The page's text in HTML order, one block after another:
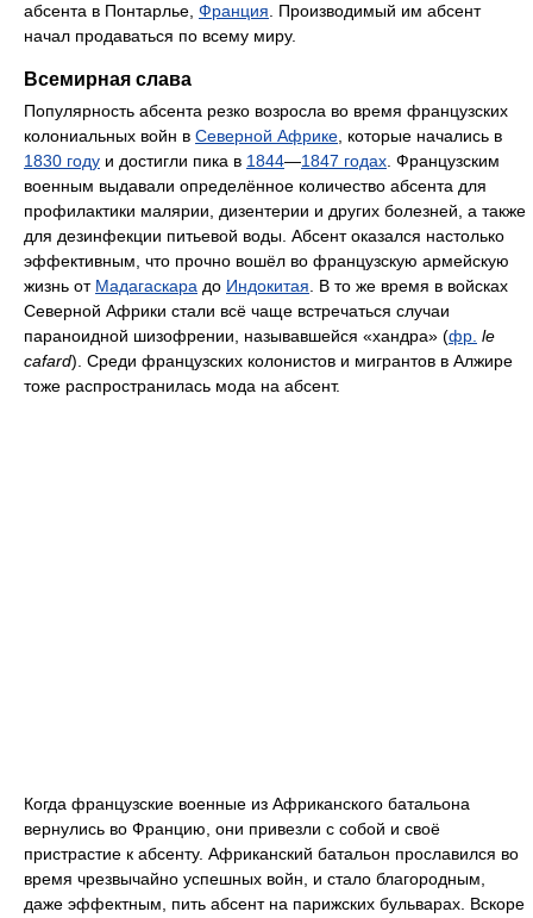
абсента в Понтарлье, Франция. Производимый им абсент
начал продаваться по всему миру.
Всемирная слава
Популярность абсента резко возросла во время французских
колониальных войн в Северной Африке, которые начались в
1830 году и достигли пика в 1844—1847 годах. Французским
военным выдавали определённое количество абсента для
профилактики малярии, дизентерии и других болезней, а также
для дезинфекции питьевой воды. Абсент оказался настолько
эффективным, что прочно вошёл во французскую армейскую
жизнь от Мадагаскара до Индокитая. В то же время в войсках
Северной Африки стали всё чаще встречаться случаи
параноидной шизофрении, называвшейся «хандра» (фр. le
cafard). Среди французских колонистов и мигрантов в Алжире
тоже распространилась мода на абсент.
Когда французские военные из Африканского батальона
вернулись во Францию, они привезли с собой и своё
пристрастие к абсенту. Африканский батальон прославился во
время чрезвычайно успешных войн, и стало благородным,
даже эффектным, пить абсент на парижских бульварах. Вскоре